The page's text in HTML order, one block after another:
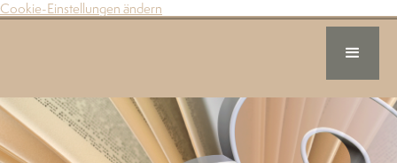
Cookie-Einstellungen ändern